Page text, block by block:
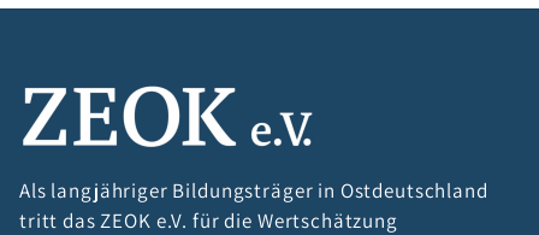
Als langjähriger Bildungsträger in Ostdeutschland
tritt das ZEOK e.V. für die Wertschätzung